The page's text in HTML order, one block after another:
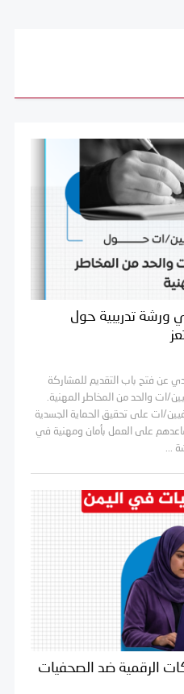
ورشة تدريبية حول
عن فتح باب التقديم للمشاركة
ات والحد من المخاطر المهنية.
ات على تحقيق الحماية الجسدية
على العمل بأمان ومهنية في
...
الرقمية ضد الصحفيات